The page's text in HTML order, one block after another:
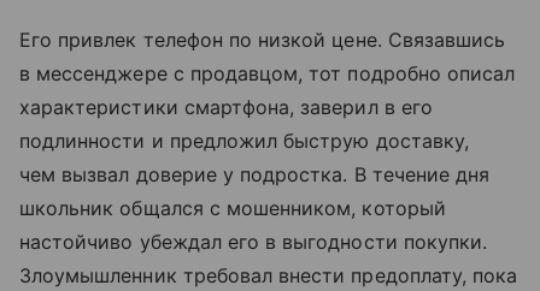
Его привлек телефон по низкой цене. Связавшись
в мессенджере с продавцом, тот подробно описал
характеристики смартфона, заверил в его
подлинности и предложил быструю доставку,
чем вызвал доверие у подростка. В течение дня
школьник общался с мошенником, который
настойчиво убеждал его в выгодности покупки.
Злоумышленник требовал внести предоплату, пока